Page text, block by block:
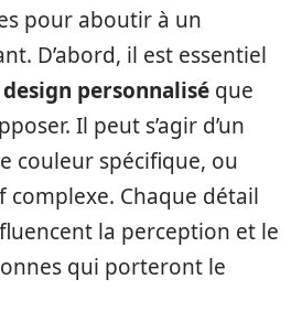
pour aboutir à un
D’abord, il est essentiel
design personnalisé que
Il peut s’agir d’un
couleur spécifique, ou
complexe. Chaque détail
la perception et le
qui porteront le